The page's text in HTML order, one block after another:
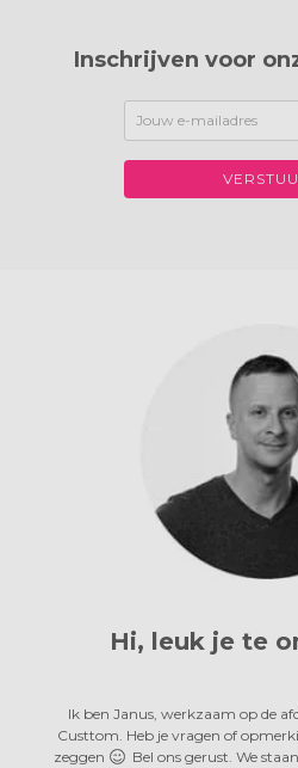
Inschrijven voor
Hi, leuk je te
Ik ben Janus, werkzaam op de
Custtom. Heb je vragen of
zeggen
Bel ons gerust. We